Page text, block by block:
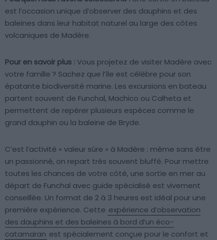
est l’occasion unique d’observer des dauphins et des
baleines dans leur habitat naturel au large des côtes
volcaniques de Madère.
Pour en savoir plus :Vous projetez de visiter Madère avec
votre famille ? Sachez que l’île est célèbre pour son
épatante biodiversité marine. Les excursions en bateau
partent souvent de Funchal, Machico ou Calheta et
permettent de repérer plusieurs espèces comme le
grand dauphin ou la baleine de Bryde.
C’est l’activité « valeur sûre » à Madère : même sans être
un passionné, on repart très souvent bluffé. Pour mettre
toutes les chances de votre côté, une sortie en mer au
départ de Funchal avec guide spécialisé est vivement
conseillée. Un format de 2 à 3 heures est idéal pour une
première expérience. Cette expérience d’observation
des dauphins et des baleines à bord d’un éco-
catamaran est spécialement conçue pour le confort et